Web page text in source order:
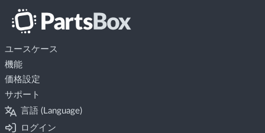
ユースケース
機能
価格設定
サポート
言語 (Language)
ログイン